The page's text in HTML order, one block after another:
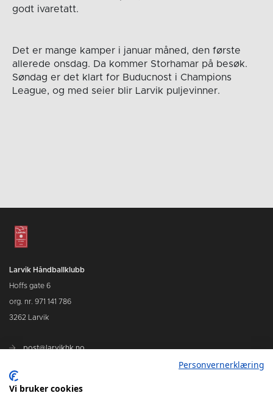
godt ivaretatt.
Det er mange kamper i januar måned, den første
allerede onsdag. Da kommer Storhamar på besøk.
Søndag er det klart for Buducnost i Champions
League, og med seier blir Larvik puljevinner.
Larvik Håndballklubb
Hoffs gate 6
org. nr. 971 141 786
3262 Larvik
post@larvikhk.no
Personvernerklæring
Vi bruker cookies